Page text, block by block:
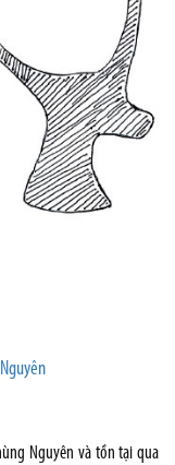
Nguyên và tồn tại qua